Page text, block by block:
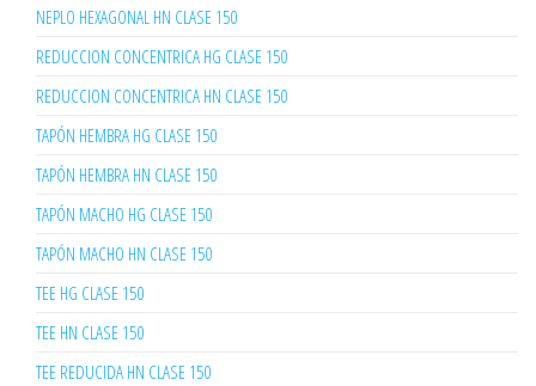
NEPLO HEXAGONAL HN CLASE 150
REDUCCION CONCENTRICA HG CLASE 150
REDUCCION CONCENTRICA HN CLASE 150
TAPÓN HEMBRA HG CLASE 150
TAPÓN HEMBRA HN CLASE 150
TAPÓN MACHO HG CLASE 150
TAPÓN MACHO HN CLASE 150
TEE HG CLASE 150
TEE HN CLASE 150
TEE REDUCIDA HN CLASE 150